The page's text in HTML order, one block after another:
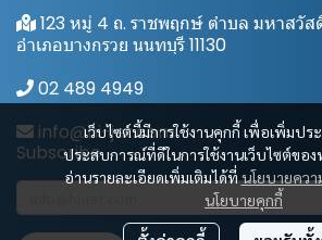
เว็บไซต์นี้มีการใช้งานคุกกี้ เพื่อเพิ่มป
ประสบการณ์ที่ดีในการใช้งานเว็บไซต์ขอ
อ่านรายละเอียดเพิ่มเติมได้ที่นโยบายคว
นโยบายคุกกี้
123 หมู่ 4 ถ. ราชพฤกษ์ ตำบล มหาสวัส
อำเภอบางกรวย นนทบุรี 11130
02 489 4949
info@hi-jet.com
Subscribe